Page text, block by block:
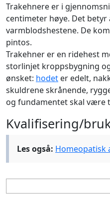
Trakehnere er i
centimeter høye. Det
varmblodshestene. De
pintos.
Trakehner er en ridehest
storlinjet kroppsbygning
ønsket: hodet er edelt,
skuldrene skrånende,
og fundamentet skal være
Kvalifisering/
Les også: Homeopatisk